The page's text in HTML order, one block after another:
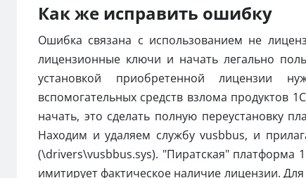
Как же исправить ошибку
Ошибка связана с использованием не
лицензионные ключи и начать легально
установкой приобретенной лицензии
вспомогательных средств взлома продуктов
начать, это сделать полную переустановку
Находим и удаляем службу vusbbus, и
(\drivers\vusbbus.sys). "Пиратская" платформа
имитирует фактическое наличие лицензии.